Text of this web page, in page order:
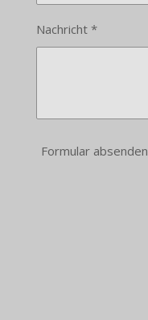
Nachricht *
Formular absenden